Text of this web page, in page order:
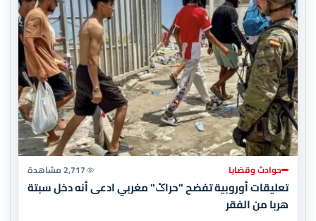
حوادث وقضايا 2,717 مشاهدة
تعليقات أوروبية تفضح "حراݣ" مغربي ادعى أنه دخل سبتة
هربا من الفقر